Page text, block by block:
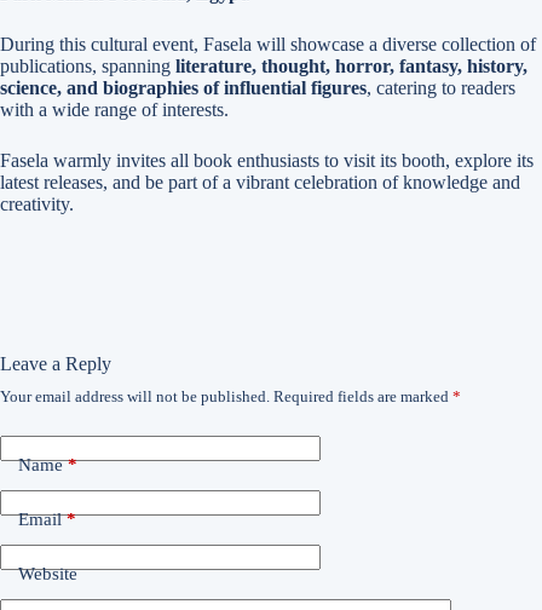
During this cultural event, Fasela will showcase a diverse collection of
publications, spanning literature, thought, horror, fantasy, history,
science, and biographies of influential figures, catering to readers
with a wide range of interests.
Fasela warmly invites all book enthusiasts to visit its booth, explore its
latest releases, and be part of a vibrant celebration of knowledge and
creativity.
Leave a Reply
Your email address will not be published. Required fields are marked *
Name*
Email*
Website